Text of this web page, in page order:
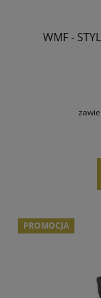
WMF -
PROMOCJA